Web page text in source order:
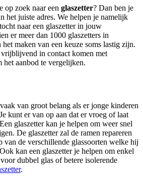
op zoek naar een glaszetter? Dan ben je
het juiste adres. We helpen je namelijk
naar een glaszetter in jouw
er meer dan 1000 glaszetters in
maken van een keuze soms lastig zijn.
in contact komen met
het aanbod te vergelijken.
van groot belang als er jonge kinderen
kunt er van op aan dat er vroeg of laat
glaszetter kan je helpen om weer snel
De glaszetter zal de ramen repareren
van de verschillende glassoorten welke hij
kan een glaszetter je helpen om enkel
dubbel glas of betere isolerende
.